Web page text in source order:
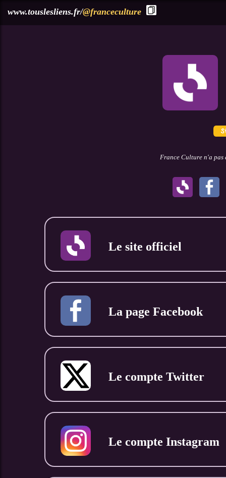
www.touslesliens.fr/@franceculture
France Culture n'a pas
Le site officiel
La page Facebook
Le compte Twitter
Le compte Instagram